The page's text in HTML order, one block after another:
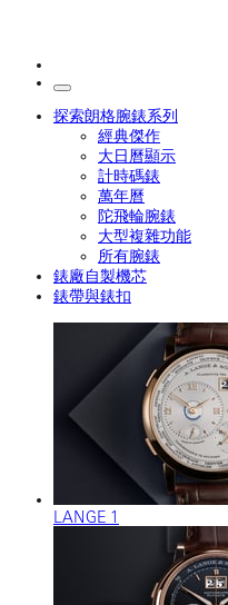
探索朗格腕錶系列
經典傑作
大日曆顯示
計時碼錶
萬年曆
陀飛輪腕錶
大型複雜功能
所有腕錶
錶廠自製機芯
錶帶與錶扣
LANGE 1